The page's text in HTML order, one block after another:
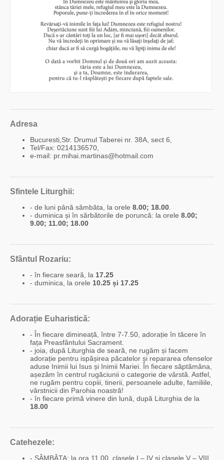
Adresa
Bucuresti,Str. Drumul Taberei nr. 38A, sect 6,
Tel/Fax: 0214136570,
e-mail: pr.mihai.martinas@hotmail.com
Sfintele Liturghii:
- de luni până sâmbăta, la orele 8.00; 18.00.
- duminica și în sărbătorile de poruncă: la orele 8.00;
9.00; 11.00; 18.00
Sfântul Rozariu:
- în fiecare seară, la 17.25
- duminica, la orele 10.25 și 17.25
Adorație Euharistică:
- În fiecare dimineață, între 7-7.50, adorație în tăcere în
fața Preasfântului Sacrament.
- joia, după Liturghia de seară, ne rugăm și facem
adorație pentru ispășirea păcatelor și repararea ofenselor
aduse Inimii lui Isus și Inimii Mariei. În fiecare săptămâna,
așezăm în centrul rugăciunii o categorie de vârstă. Astfel,
ne rugăm pentru copiii, tinerii, persoanele adulte, familiile,
vârstnicii din Parohia noastră!
- în fiecare primă vinere din lună, după Liturghia de la
18.00
Catehezele:
- SÂMBĂTA: la ora 11.00, clasele I – IV și clasele V – VIII.